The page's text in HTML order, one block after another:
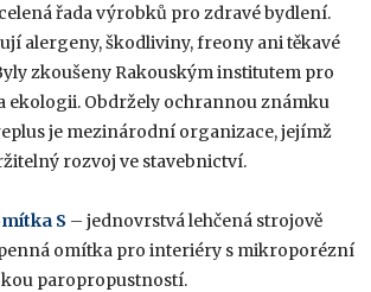
řada výrobků pro zdravé bydlení.
alergeny, škodliviny, freony ani těkavé
zkoušeny Rakouským institutem pro
ekologii. Obdržely ochrannou známku
je mezinárodní organizace, jejímž
rozvoj ve stavebnictví.
S – jednovrstvá lehčená strojově
omítka pro interiéry s mikroporézní
paropropustností.